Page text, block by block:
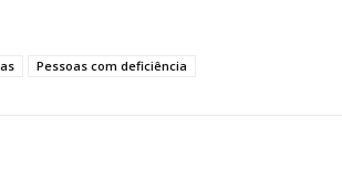
Pessoas com deficiência